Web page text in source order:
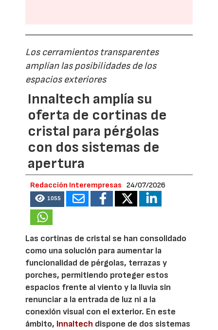
Los cerramientos transparentes
amplían las posibilidades de los
espacios exteriores
Innaltech amplía su
oferta de cortinas de
cristal para pérgolas
con dos sistemas de
apertura
Redacción Interempresas 24/07/2026
1055
Las cortinas de cristal se han consolidado
como una solución para aumentar la
funcionalidad de pérgolas, terrazas y
porches, permitiendo proteger estos
espacios frente al viento y la lluvia sin
renunciar a la entrada de luz ni a la
conexión visual con el exterior. En este
ámbito, Innaltech dispone de dos sistemas